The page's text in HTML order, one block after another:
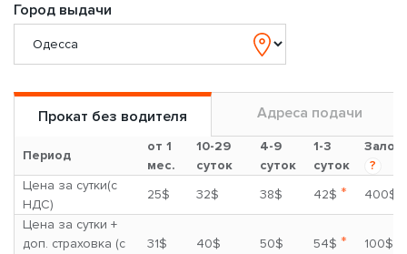
Город выдачи
Прокат без водителя Адреса подачи
Период
от 1
мес.
10-29
суток
4-9
суток
1-3
суток
Залог
?
Цена за сутки(с
НДС)
25$ 32$ 38$ 42$ *
400$
Цена за сутки +
доп. страховка (с
31$ 40$ 50$ 54$ * 100$